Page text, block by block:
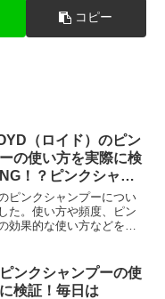
コピー
（ロイド）のピン
の使い方を実際に検
！？ピンクシャン
な頻度も。
ピンクシャンプーについ
た。使い方や頻度、ピン
効果的な使い方などをま
ますので、気になる方は
願い...
ンクシャンプーの使
検証！毎日は